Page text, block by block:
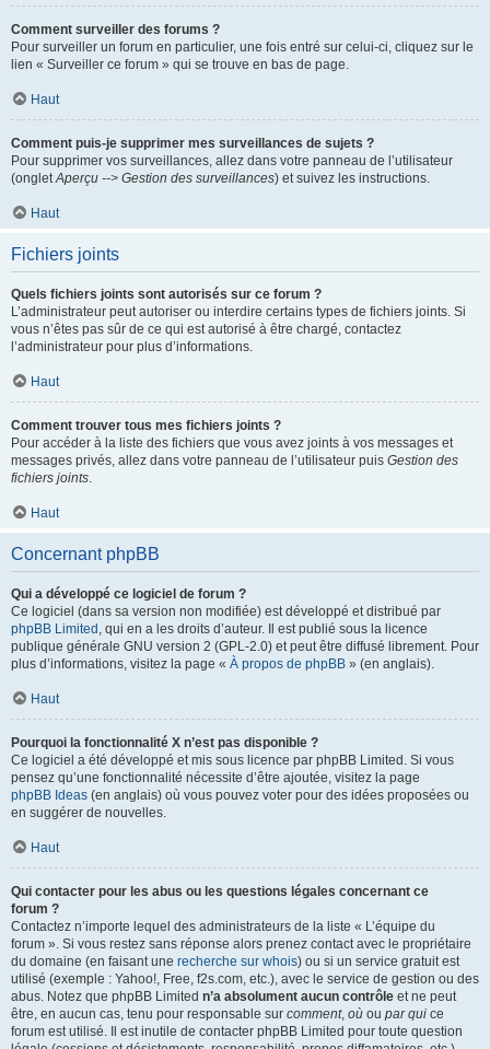
Comment surveiller des forums ?
Pour surveiller un forum en particulier, une fois entré sur celui-ci, cliquez sur le
lien « Surveiller ce forum » qui se trouve en bas de page.
Haut
Comment puis-je supprimer mes surveillances de sujets ?
Pour supprimer vos surveillances, allez dans votre panneau de l’utilisateur
(ongletAperçu --> Gestion des surveillances) et suivez les instructions.
Haut
Fichiers joints
Quels fichiers joints sont autorisés sur ce forum ?
L’administrateur peut autoriser ou interdire certains types de fichiers joints. Si
vous n’êtes pas sûr de ce qui est autorisé à être chargé, contactez
l’administrateur pour plus d’informations.
Haut
Comment trouver tous mes fichiers joints ?
Pour accéder à la liste des fichiers que vous avez joints à vos messages et
messages privés, allez dans votre panneau de l’utilisateur puis Gestion des
fichiers joints.
Haut
Concernant phpBB
Qui a développé ce logiciel de forum ?
Ce logiciel (dans sa version non modifiée) est développé et distribué par
phpBB Limited , qui en a les droits d’auteur. Il est publié sous la licence
publique générale GNU version 2 (GPL-2.0) et peut être diffusé librement. Pour
plus d’informations, visitez la page « À propos de phpBB » (en anglais).
Haut
Pourquoi la fonctionnalité X n’est pas disponible ?
Ce logiciel a été développé et mis sous licence par phpBB Limited. Si vous
pensez qu’une fonctionnalité nécessite d’être ajoutée, visitez la page
phpBB Ideas (en anglais) où vous pouvez voter pour des idées proposées ou
en suggérer de nouvelles.
Haut
Qui contacter pour les abus ou les questions légales concernant ce
forum ?
Contactez n’importe lequel des administrateurs de la liste « L’équipe du
forum ». Si vous restez sans réponse alors prenez contact avec le propriétaire
du domaine (en faisant une recherche sur whois) ou si un service gratuit est
utilisé (exemple : Yahoo!, Free, f2s.com, etc.), avec le service de gestion ou des
abus. Notez que phpBB Limited n’a absolument aucun contrôle et ne peut
être, en aucun cas, tenu pour responsable sur comment, où ou par qui ce
forum est utilisé. Il est inutile de contacter phpBB Limited pour toute question